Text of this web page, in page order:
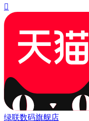

绿联数码旗舰店